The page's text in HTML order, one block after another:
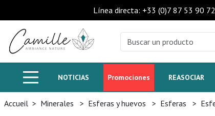
Línea directa: +33 (0)7 87 53 90
NOTICIAS Promociones REASOCIAR
Accueil > Minerales > Esferas y huevos > Esferas >